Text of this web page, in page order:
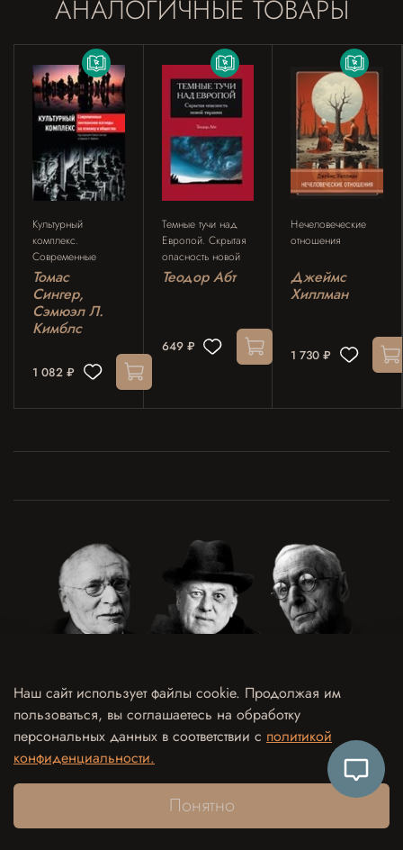
АНАЛОГИЧНЫЕ ТОВАРЫ
Культурный
комплекс.
Современные
юнгианские
взгляды на психику
и общество
Томас
Сингер,
Сэмюэл Л.
Кимблс
1 082 ₽
Темные тучи над
Европой. Скрытая
опасность новой
тирании
Теодор Абт
649 ₽
Нечеловеческие
отношения
Джеймс
Хиллман
1 730 ₽
Договор оферты
Политика конфиденциальности и обработки персональных данных
Согласие на обработку персональных данных
Согласие на рекламно-информационные рассылки
Согласие на использование отзыва в рекламных целях
Наш сайт использует файлы cookie. Продолжая им
пользоваться, вы соглашаетесь на обработку
персональных данных в соответствии с политикой
конфиденциальности.
Понятно